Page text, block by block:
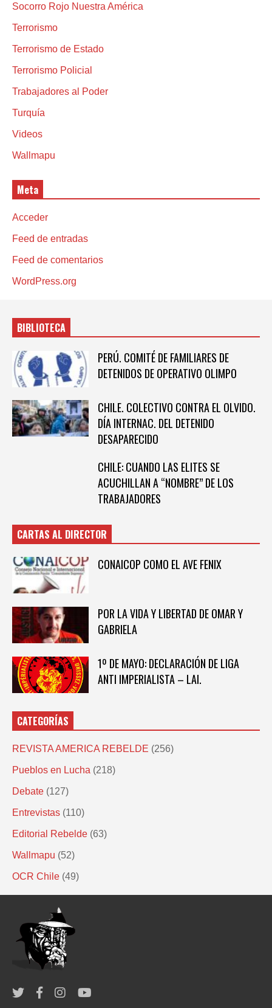
Socorro Rojo Nuestra América
Terrorismo
Terrorismo de Estado
Terrorismo Policial
Trabajadores al Poder
Turquía
Videos
Wallmapu
Meta
Acceder
Feed de entradas
Feed de comentarios
WordPress.org
BIBLIOTECA
PERÚ. COMITÉ DE FAMILIARES DE
DETENIDOS DE OPERATIVO OLIMPO
CHILE. COLECTIVO CONTRA EL OLVIDO.
DÍA INTERNAC. DEL DETENIDO
DESAPARECIDO
CHILE: CUANDO LAS ELITES SE
ACUCHILLAN A “NOMBRE” DE LOS
TRABAJADORES
CARTAS AL DIRECTOR
CONAICOP COMO EL AVE FENIX
POR LA VIDA Y LIBERTAD DE OMAR Y
GABRIELA
1º DE MAYO: DECLARACIÓN DE LIGA
ANTI IMPERIALISTA – LAI.
CATEGORÍAS
REVISTA AMERICA REBELDE (256)
Pueblos en Lucha (218)
Debate (127)
Entrevistas (110)
Editorial Rebelde (63)
Wallmapu (52)
OCR Chile (49)